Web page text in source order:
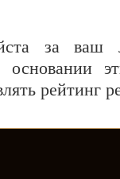
за
основании
рейтинг